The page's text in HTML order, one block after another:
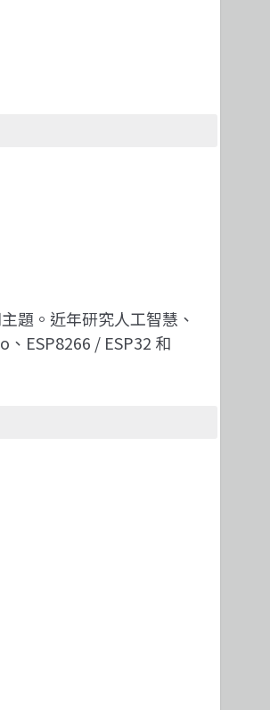
題。近年研究人工智慧、
ESP8266 / ESP32 和